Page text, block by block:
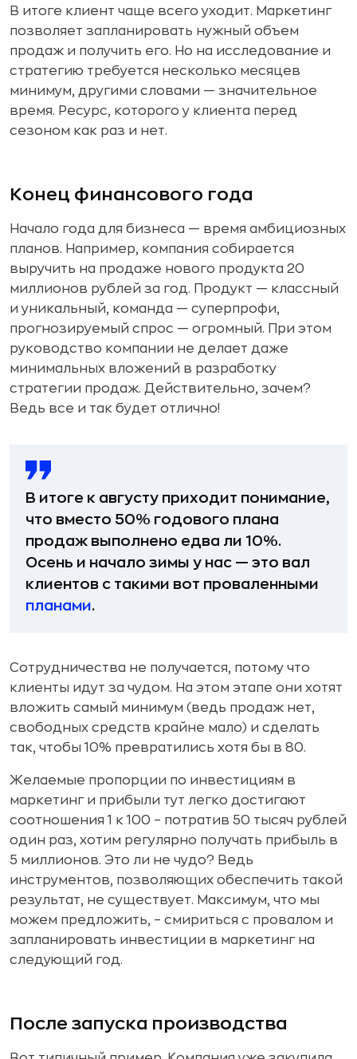
В итоге клиент чаще всего уходит. Маркетинг
позволяет запланировать нужный объем
продаж и получить его. Но на исследование и
стратегию требуется несколько месяцев
минимум, другими словами — значительное
время. Ресурс, которого у клиента перед
сезоном как раз и нет.
Конец финансового года
Начало года для бизнеса — время амбициозных
планов. Например, компания собирается
выручить на продаже нового продукта 20
миллионов рублей за год. Продукт — классный
и уникальный, команда — суперпрофи,
прогнозируемый спрос — огромный. При этом
руководство компании не делает даже
минимальных вложений в разработку
стратегии продаж. Действительно, зачем?
Ведь все и так будет отлично!
В итоге к августу приходит понимание,
что вместо 50% годового плана
продаж выполнено едва ли 10%.
Осень и начало зимы у нас — это вал
клиентов с такими вот проваленными
планами.
Сотрудничества не получается, потому что
клиенты идут за чудом. На этом этапе они хотят
вложить самый минимум (ведь продаж нет,
свободных средств крайне мало) и сделать
так, чтобы 10% превратились хотя бы в 80.
Желаемые пропорции по инвестициям в
маркетинг и прибыли тут легко достигают
соотношения 1 к 100 – потратив 50 тысяч рублей
один раз, хотим регулярно получать прибыль в
5 миллионов. Это ли не чудо? Ведь
инструментов, позволяющих обеспечить такой
результат, не существует. Максимум, что мы
можем предложить, – смириться с провалом и
запланировать инвестиции в маркетинг на
следующий год.
После запуска производства